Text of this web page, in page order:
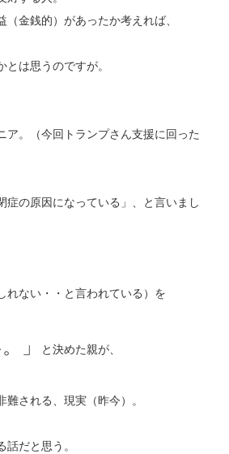
（金銭的）があったか考えれば、
は思うのですが。
ア。（今回トランプさん支援に回った
症の原因になっている」、と言いまし
れない・・と言われている）を
」 と決めた親が、
される、現実（昨今）。
話だと思う。